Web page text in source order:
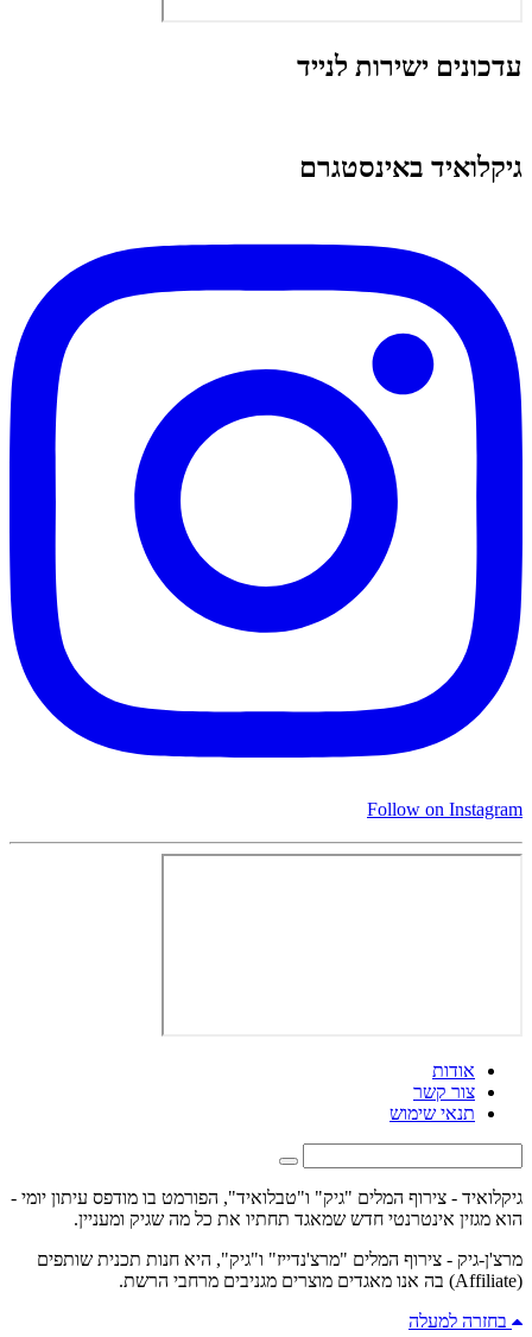
עדכונים ישירות לנייד
גיקלואיד באינסטגרם
Follow on Instagram
אודות
צור קשר
תנאי שימוש
גיקלואיד - צירוף המלים "גיק" ו"טבלואיד", הפורמט בו מודפס עיתון יומי -
הוא מגזין אינטרנטי חדש שמאגד תחתיו את כל מה שגיק ומעניין.
מרצ'ן-גיק - צירוף המלים "מרצ'נדייז" ו"גיק", היא חנות תכנית שותפים
(Affiliate) בה אנו מאגדים מוצרים מגניבים מרחבי הרשת.
בחזרה למעלה